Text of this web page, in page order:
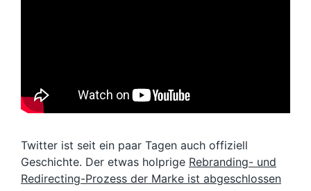
Twitter ist seit ein paar Tagen auch offiziell
Geschichte. Der etwas holprige Rebranding- und
Redirecting-Prozess der Marke ist abgeschlossen